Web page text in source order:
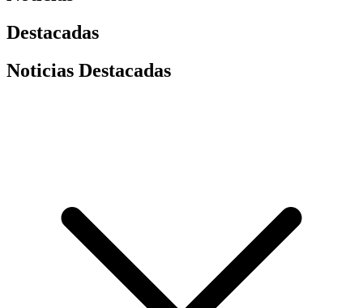
Destacadas
Noticias Destacadas